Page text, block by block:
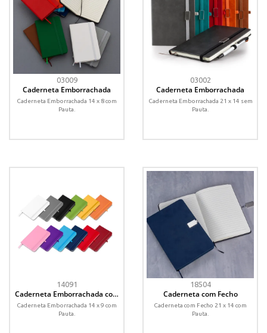
03009
Caderneta Emborrachada
Caderneta Emborrachada 14 x 8 com
Pauta.
03002
Caderneta Emborrachada
Caderneta Emborrachada 21 x 14 sem
Pauta.
14091
Caderneta Emborrachada com
Porta Caneta
Caderneta Emborrachada 14 x 9 com
Pauta.
18504
Caderneta com Fecho
Caderneta com Fecho 21 x 14 com
Pauta.